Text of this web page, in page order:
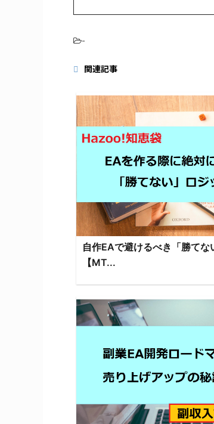
-
関連記事
自作EAで避けるべき「勝てな
【MT...